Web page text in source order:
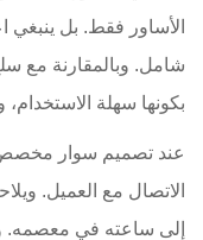
الأساور فقط. بل ينبغي
شامل. وبالمقارنة مع
بكونها سهلة
عند تصميم سوار
الاتصال مع العميل.
إلى ساعته في معصمه.